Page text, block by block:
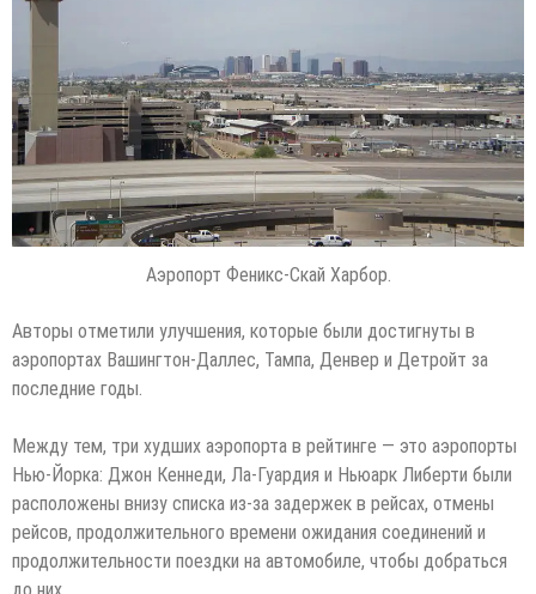
Аэропорт Феникс-Скай Харбор.
Авторы отметили улучшения, которые были достигнуты в
аэропортах Вашингтон-Даллес, Тампа, Денвер и Детройт за
последние годы.
Между тем, три худших аэропорта в рейтинге — это аэропорты
Нью-Йорка: Джон Кеннеди, Ла-Гуардия и Ньюарк Либерти были
расположены внизу списка из-за задержек в рейсах, отмены
рейсов, продолжительного времени ожидания соединений и
продолжительности поездки на автомобиле, чтобы добраться